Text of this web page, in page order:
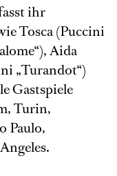
ihr
Tosca (Puccini
Aida
„Turandot“)
Gastspiele
Turin,
Paulo,